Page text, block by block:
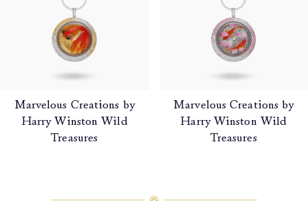
Marvelous Creations by
Harry Winston Wild
Treasures
Marvelous Creations by
Harry Winston Wild
Treasures